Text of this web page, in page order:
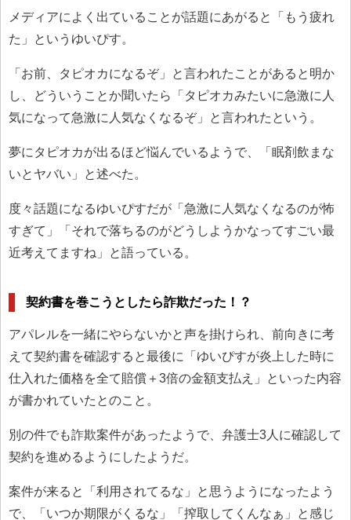
メディアによく出ていることが話題にあがると「もう疲れ
た」というゆいぴす。
「お前、タピオカになるぞ」と言われたことがあると明か
し、どういうことか聞いたら「タピオカみたいに急激に人
気になって急激に人気なくなるぞ」と言われたという。
夢にタピオカが出るほど悩んでいるようで、「眠剤飲まな
いとヤバい」と述べた。
度々話題になるゆいぴすだが「急激に人気なくなるのが怖
すぎて」「それで落ちるのがどうしようかなってすごい最
近考えてますね」と語っている。
契約書を巻こうとしたら詐欺だった！？
アパレルを一緒にやらないかと声を掛けられ、前向きに考
えて契約書を確認すると最後に「ゆいぴすが炎上した時に
仕入れた価格を全て賠償＋3倍の金額支払え」といった内容
が書かれていたとのこと。
別の件でも詐欺案件があったようで、弁護士3人に確認して
契約を進めるようにしたようだ。
案件が来ると「利用されてるな」と思うようになったよう
で、「いつか期限がくるな」「搾取してくんなぁ」と感じ